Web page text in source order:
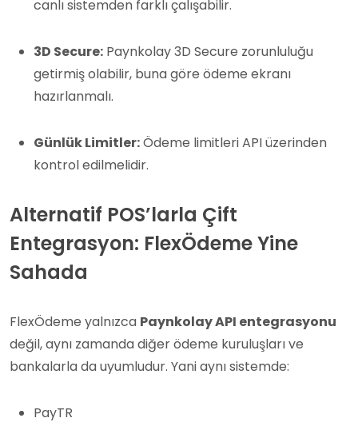
canlı sistemden farklı çalışabilir.
3D Secure: Paynkolay 3D Secure zorunluluğu
getirmiş olabilir, buna göre ödeme ekranı
hazırlanmalı.
Günlük Limitler:Ödeme limitleri API üzerinden
kontrol edilmelidir.
Alternatif POS’larla Çift
Entegrasyon: FlexÖdeme Yine
Sahada
FlexÖdeme yalnızca Paynkolay API entegrasyonu
değil, aynı zamanda diğer ödeme kuruluşları ve
bankalarla da uyumludur. Yani aynı sistemde:
PayTR